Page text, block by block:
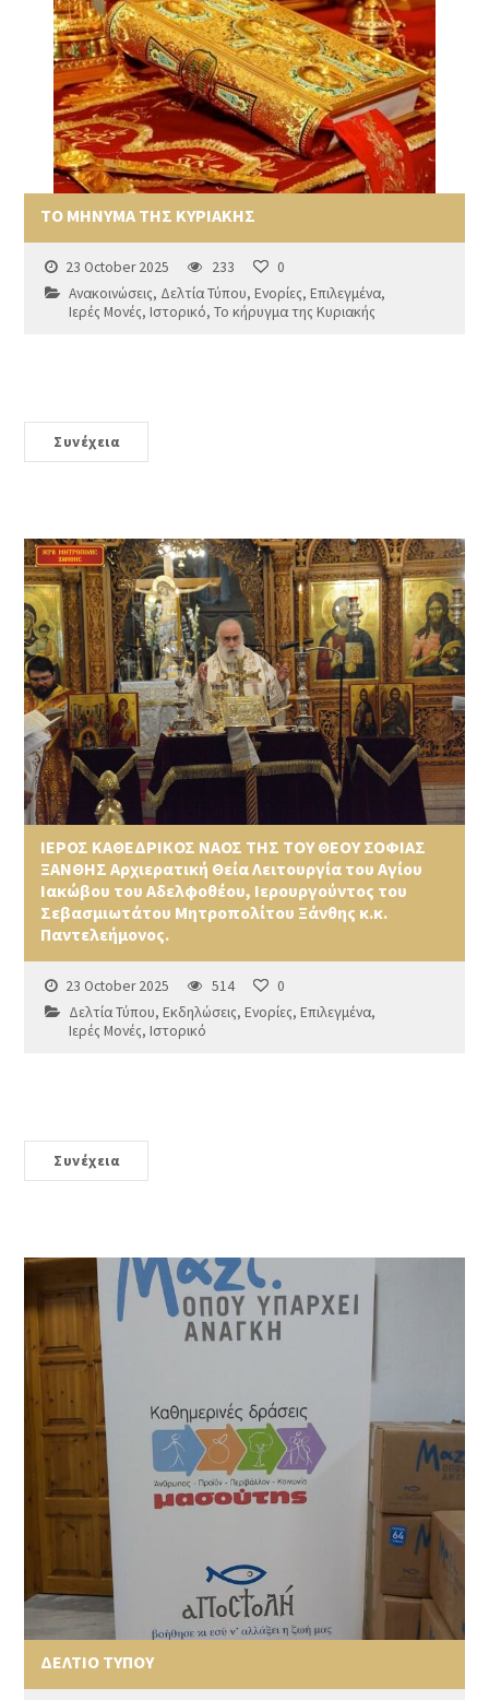
ΤΟ ΜΗΝΥΜΑ ΤΗΣ ΚΥΡΙΑΚΗΣ
23 October 2025 233
0
Ανακοινώσεις, Δελτία Τύπου,Ενορίες,Επιλεγμένα,
Ιερές Μονές,Ιστορικό,Το κήρυγμα της Κυριακής
Συνέχεια
ΙΕΡΟΣ ΚΑΘΕΔΡΙΚΟΣ ΝΑΟΣ ΤΗΣ ΤΟΥ ΘΕΟΥ ΣΟΦΙΑΣ
ΞΑΝΘΗΣ Αρχιερατική Θεία Λειτουργία του Αγίου
Ιακώβου του Αδελφοθέου, Ιερουργούντος του
Σεβασμιωτάτου Μητροπολίτου Ξάνθης κ.κ.
Παντελεήμονος.
23 October 2025 514
0
Δελτία Τύπου,Εκδηλώσεις,Ενορίες,Επιλεγμένα,
Ιερές Μονές,Ιστορικό
Συνέχεια
ΔΕΛΤΙΟ ΤΥΠΟΥ